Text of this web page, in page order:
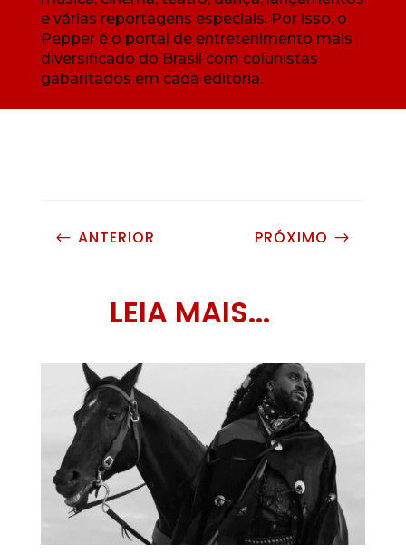
e várias reportagens especiais. Por isso, o
Pepper é o portal de entretenimento mais
diversificado do Brasil com colunistas
gabaritados em cada editoria.
# ANTERIOR PRÓXIMO $
LEIA MAIS...